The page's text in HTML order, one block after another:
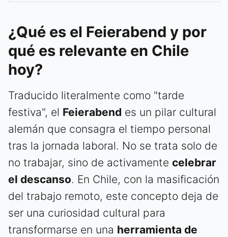
¿Qué es el Feierabend y por
qué es relevante en Chile
hoy?
Traducido literalmente como "tarde
festiva", el Feierabend es un pilar cultural
alemán que consagra el tiempo personal
tras la jornada laboral. No se trata solo de
no trabajar, sino de activamente celebrar
el descanso. En Chile, con la masificación
del trabajo remoto, este concepto deja de
ser una curiosidad cultural para
transformarse en una herramienta de